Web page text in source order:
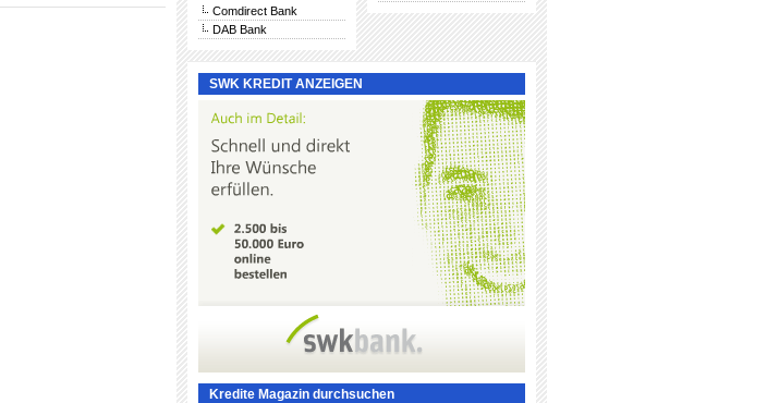
Comdirect Bank
DAB Bank
SWK KREDIT ANZEIGEN
Kredite Magazin durchsuchen